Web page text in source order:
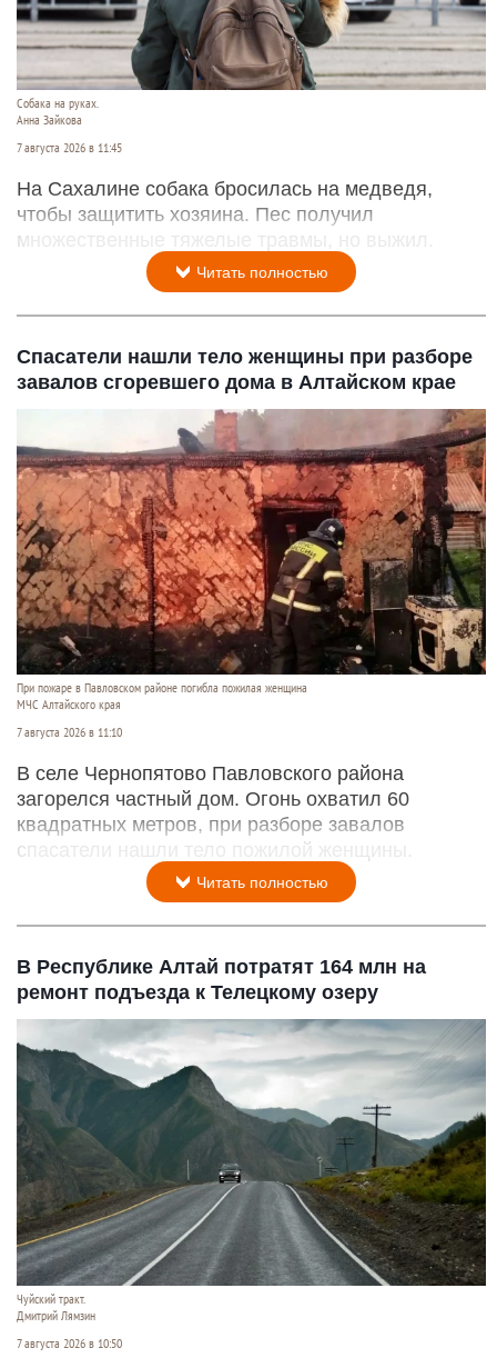
Собака на руках.
Анна Зайкова
7 августа 2026 в 11:45
На Сахалине собака бросилась на медведя,
чтобы защитить хозяина. Пес получил
множественные тяжелые травмы, но выжил.
Читать полностью
Спасатели нашли тело женщины при разборе
завалов сгоревшего дома в Алтайском крае
При пожаре в Павловском районе погибла пожилая женщина
МЧС Алтайского края
7 августа 2026 в 11:10
В селе Чернопятово Павловского района
загорелся частный дом. Огонь охватил 60
квадратных метров, при разборе завалов
спасатели нашли тело пожилой женщины.
Читать полностью
В Республике Алтай потратят 164 млн на
ремонт подъезда к Телецкому озеру
Чуйский тракт.
Дмитрий Лямзин
7 августа 2026 в 10:50